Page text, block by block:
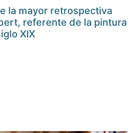
la mayor retrospectiva
referente de la pintura
XIX